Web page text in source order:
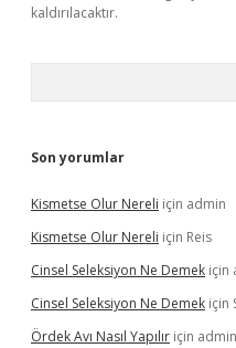
kaldırılacaktır.
Son yorumlar
Kismetse Olur Nereli için admin
Kismetse Olur Nereli için Reis
Cinsel Seleksiyon Ne Demek için
Cinsel Seleksiyon Ne Demek için
Ördek Avı Nasıl Yapılır için admin